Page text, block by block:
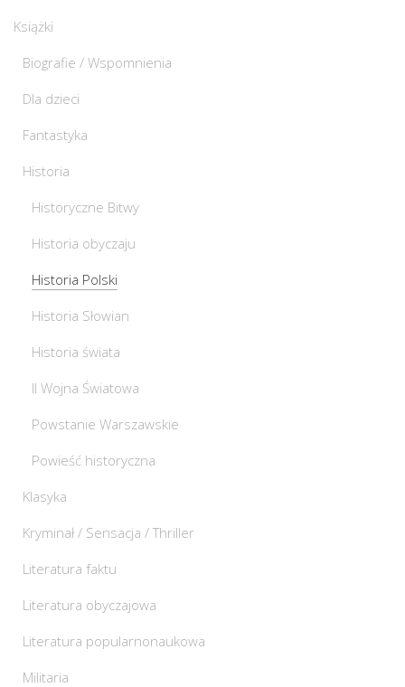
Książki
Biografie / Wspomnienia
Dla dzieci
Fantastyka
Historia
Historyczne Bitwy
Historia obyczaju
Historia Polski
Historia Słowian
Historia świata
II Wojna Światowa
Powstanie Warszawskie
Powieść historyczna
Klasyka
Kryminał / Sensacja / Thriller
Literatura faktu
Literatura obyczajowa
Literatura popularnonaukowa
Militaria